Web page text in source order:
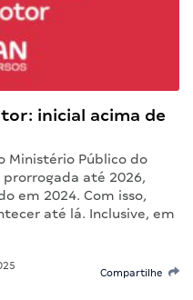
inicial acima de
Ministério Público do
até 2026,
em 2024. Com isso,
até lá. Inclusive, em
Compartilhe